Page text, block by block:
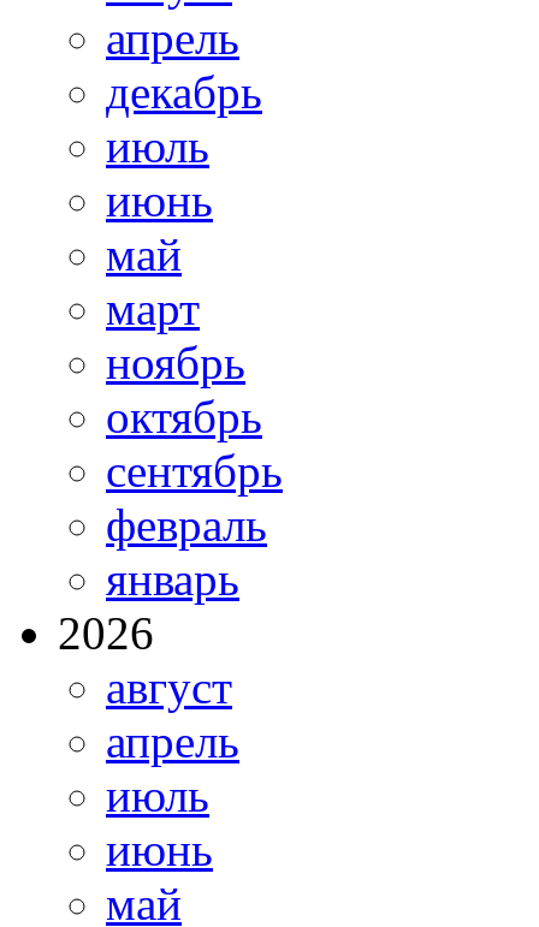
апрель
декабрь
июль
июнь
май
март
ноябрь
октябрь
сентябрь
февраль
январь
2026
август
апрель
июль
июнь
май